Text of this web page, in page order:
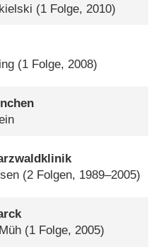
(1 Folge, 2010)
(1 Folge, 2008)
(2 Folgen, 1989–2005)
(1 Folge, 2005)